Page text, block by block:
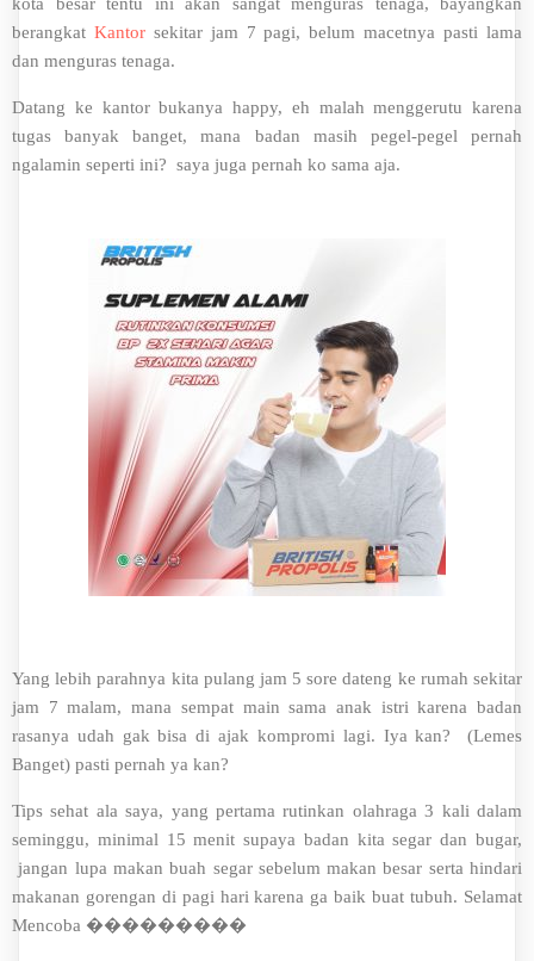
berangkat Kantorsekitar jam 7 pagi, belum macetnya pasti lama
dan menguras tenaga.
Datang ke kantor bukanya happy, eh malah menggerutu karena
tugas banyak banget, mana badan masih pegel-pegel pernah
ngalamin seperti ini? saya juga pernah ko sama aja.
Yang lebih parahnya kita pulang jam 5 sore dateng ke rumah sekitar
jam 7 malam, mana sempat main sama anak istri karena badan
rasanya udah gak bisa di ajak kompromi lagi. Iya kan? (Lemes
Banget) pasti pernah ya kan?
Tips sehat ala saya, yang pertama rutinkan olahraga 3 kali dalam
seminggu, minimal 15 menit supaya badan kita segar dan bugar,
jangan lupa makan buah segar sebelum makan besar serta hindari
makanan gorengan di pagi hari karena ga baik buat tubuh. Selamat
Mencoba ���������